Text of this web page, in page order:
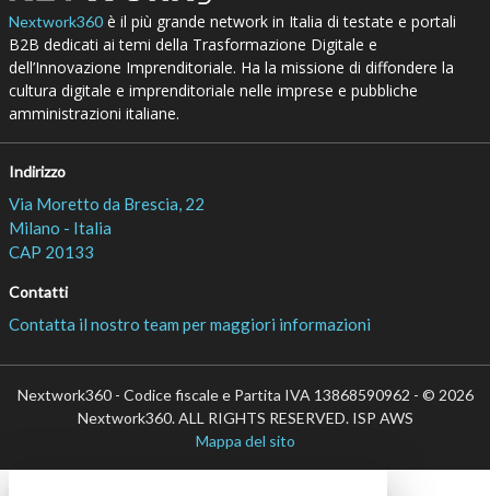
Nextwork360è il più grande network in Italia di testate e portali
B2B dedicati ai temi della Trasformazione Digitale e
dell’Innovazione Imprenditoriale. Ha la missione di diffondere la
cultura digitale e imprenditoriale nelle imprese e pubbliche
amministrazioni italiane.
Indirizzo
Via Moretto da Brescia, 22
Milano - Italia
CAP 20133
Contatti
Contatta il nostro team per maggiori informazioni
Nextwork360 - Codice fiscale e Partita IVA 13868590962 - © 2026
Nextwork360. ALL RIGHTS RESERVED. ISP AWS
Mappa del sito